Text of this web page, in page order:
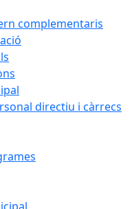
complementaris
directiu i càrrecs